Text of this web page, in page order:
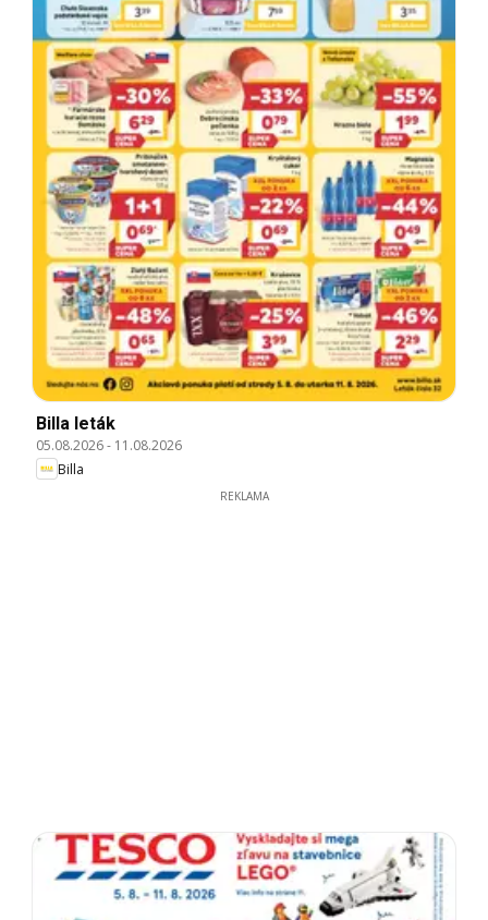
Billa leták
05.08.2026- 11.08.2026
Billa
REKLAMA